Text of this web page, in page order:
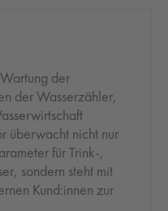
der
der Wasserzähler,
überwacht nicht nur
für Trink-,
sondern steht mit
Kund:innen zur